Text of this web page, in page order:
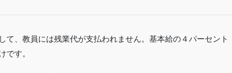
て、教員には残業代が支払われません。基本給の４パーセント
です。